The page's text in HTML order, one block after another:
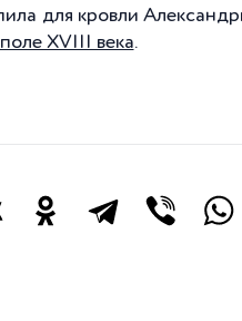
для кровли
XVIII века.